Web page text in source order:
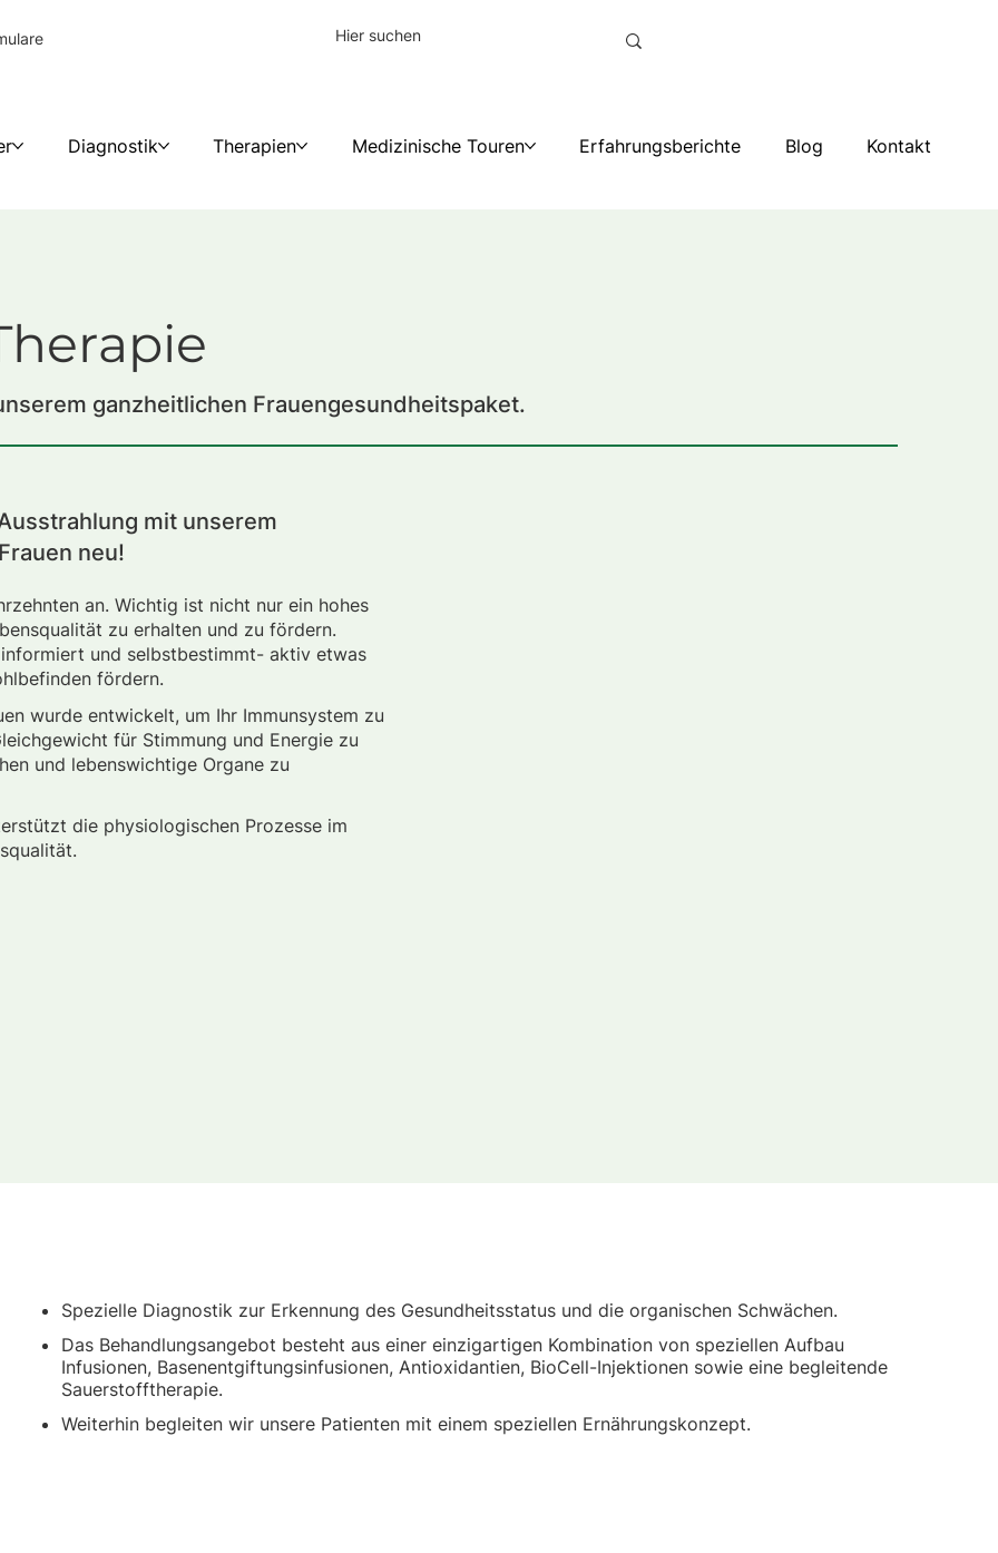
Diagnostik Therapien Medizinische Touren Erfahrungsberichte Blog Kontakt
ganzheitlichen Frauengesundheitspaket.
mit unserem
neu!
an. Wichtig ist nicht nur ein hohes
zu erhalten und zu fördern.
und selbstbestimmt- aktiv etwas
fördern.
wurde entwickelt, um Ihr Immunsystem zu
für Stimmung und Energie zu
und lebenswichtige Organe zu
die physiologischen Prozesse im
Spezielle Diagnostik zur Erkennung des Gesundheitsstatus und die organischen Schwächen.
Das Behandlungsangebot besteht aus einer einzigartigen Kombination von speziellen Aufbau
Infusionen, Basenentgiftungsinfusionen, Antioxidantien, BioCell-Injektionen sowie eine begleitende
Sauerstofftherapie.
Weiterhin begleiten wir unsere Patienten mit einem speziellen Ernährungskonzept.